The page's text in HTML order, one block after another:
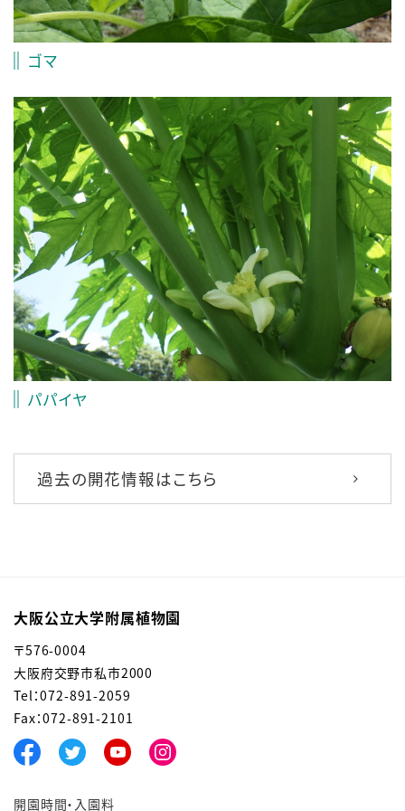
ゴマ
パパイヤ
過去の開花情報はこちら
大阪公立大学附属植物園
〒576-0004
大阪府交野市私市2000
Tel：072-891-2059
Fax：072-891-2101
開園時間・入園料